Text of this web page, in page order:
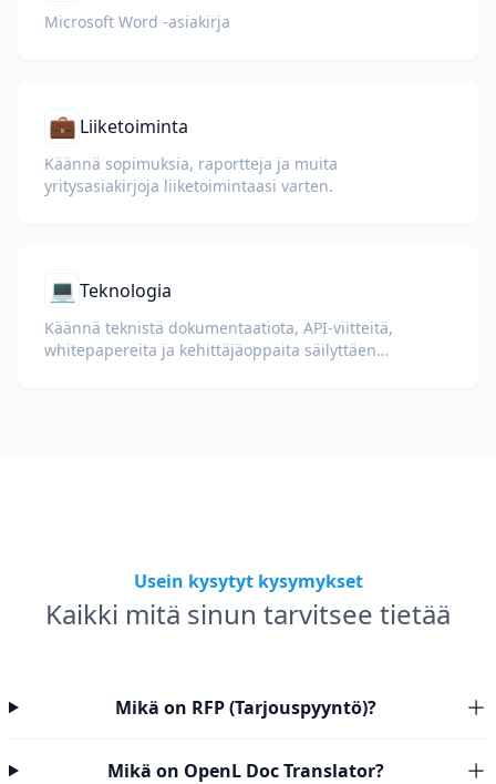
Microsoft Word -asiakirja
💼 Liiketoiminta
Käännä sopimuksia, raportteja ja muita
yritysasiakirjoja liiketoimintaasi varten.
💻 Teknologia
Käännä teknistä dokumentaatiota, API-viitteitä,
whitepapereita ja kehittäjäoppaita säilyttäen
Usein kysytyt kysymykset
Kaikki mitä sinun tarvitsee tietää
Mikä on RFP (Tarjouspyyntö)?
Mikä on OpenL Doc Translator?